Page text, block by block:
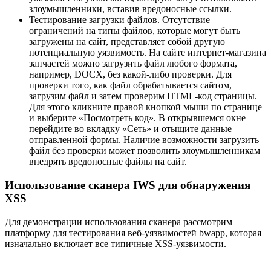
злоумышленники, вставив вредоносные ссылки.
Тестирование загрузки файлов. Отсутствие
ограничений на типы файлов, которые могут быть
загружены на сайт, представляет собой другую
потенциальную уязвимость. На сайте интернет-магазина
запчастей можно загрузить файл любого формата,
например, DOCX, без какой-либо проверки. Для
проверки того, как файл обрабатывается сайтом,
загрузим файл и затем проверим HTML-код страницы.
Для этого кликните правой кнопкой мыши по странице
и выберите «Посмотреть код». В открывшемся окне
перейдите во вкладку «Сеть» и отыщите данные
отправленной формы. Наличие возможности загрузить
файл без проверки может позволить злоумышленникам
внедрять вредоносные файлы на сайт.
Использование сканера IWS для обнаружения
XSS
Для демонстрации использования сканера рассмотрим
платформу для тестирования веб-уязвимостей bwapp, которая
изначально включает все типичные XSS-уязвимости.